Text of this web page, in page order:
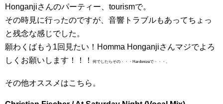
Honganjiさんのパーティー、tourismで。
その時見に行ったのですが、音響トラブルもあってちょっ
と残念な感じでした。
願わくばもう1回見たい！Homma Honganjiさんマジでよろ
しくお願いします！！！
何でしたらその・・・Hardonizeで・・・。
その他オススメはこちら。